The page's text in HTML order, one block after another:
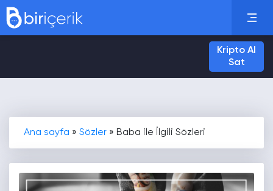
Kripto Al
Sat
Ana sayfa » Sözler » Baba ile İlgili Sözleri